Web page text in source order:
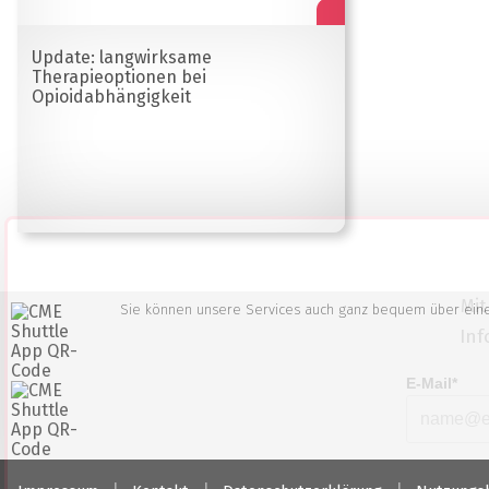
Update: langwirksame
Therapieoptionen bei
Opioidabhängigkeit
Sie können unsere Services auch ganz bequem über
E-Mail*